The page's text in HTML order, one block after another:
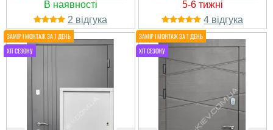
ВАЛЕНТИН
Пользователь не
оставил комментариев
2 4